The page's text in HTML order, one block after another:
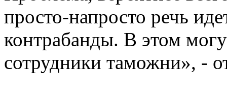
просто-напросто речь
контрабанды. В этом
сотрудники таможни», -